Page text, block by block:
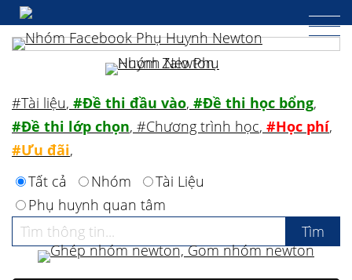
#Tài liệu, #Đề thi đầu vào, #Đề thi học bổng,
#Đề thi lớp chọn, #Chương trình học, #Học phí,
#Ưu đãi,
Tất cả
Nhóm
Tài Liệu
Phụ huynh quan tâm